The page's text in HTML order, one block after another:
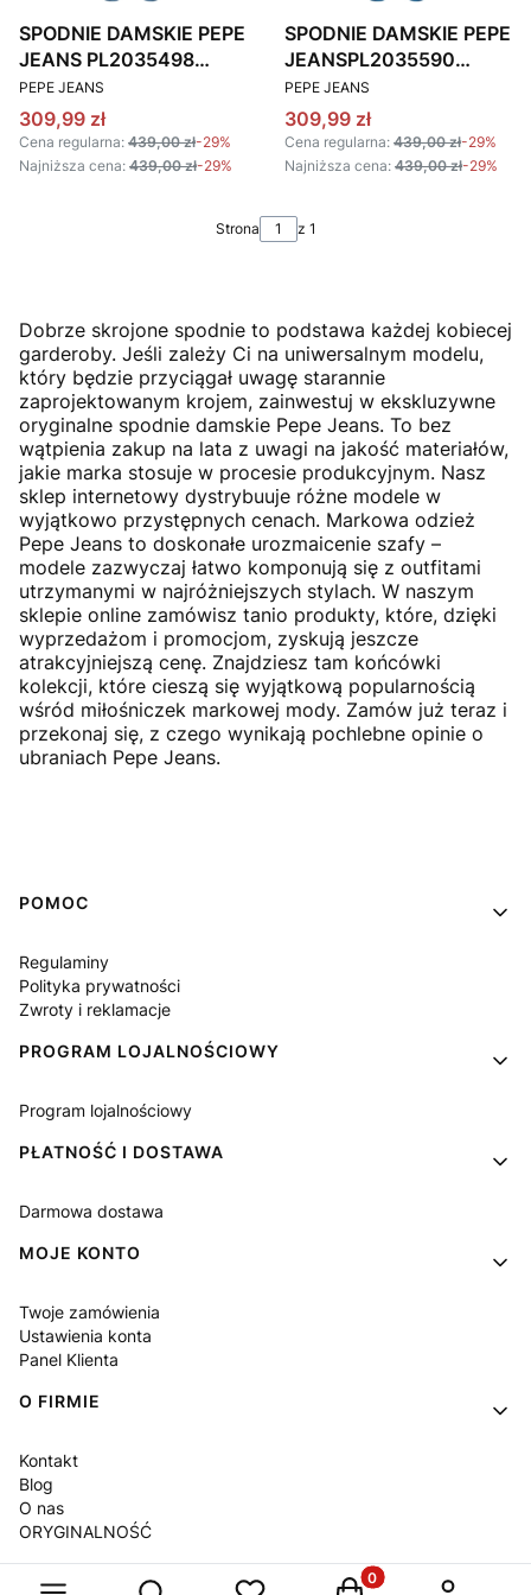
Otwórz wyszukiwarkę Produkty w koszyku:
SPODNIE DAMSKIE PEPE
JEANS PL2035498
NIEBIESKIE LOLA
PRODUCENT
PEPE JEANS
Cena promocyjna
309,99 zł
Cena regularna: 439,00 zł-29%
Najniższa cena: 439,00 zł-29%
SPODNIE DAMSKIE PEPE
JEANSPL2035590
NIEBIESKIE REGENT
PRODUCENT
PEPE JEANS
Cena promocyjna
309,99 zł
Cena regularna: 439,00 zł-29%
Najniższa cena: 439,00 zł-29%
Strona z 1
Dobrze skrojone spodnie to podstawa każdej kobiecej
garderoby. Jeśli zależy Ci na uniwersalnym modelu,
który będzie przyciągał uwagę starannie
zaprojektowanym krojem, zainwestuj w ekskluzywne
oryginalne spodnie damskie Pepe Jeans. To bez
wątpienia zakup na lata z uwagi na jakość materiałów,
jakie marka stosuje w procesie produkcyjnym. Nasz
sklep internetowy dystrybuuje różne modele w
wyjątkowo przystępnych cenach. Markowa odzież
Pepe Jeans to doskonałe urozmaicenie szafy –
modele zazwyczaj łatwo komponują się z outfitami
utrzymanymi w najróżniejszych stylach. W naszym
sklepie online zamówisz tanio produkty, które, dzięki
wyprzedażom i promocjom, zyskują jeszcze
atrakcyjniejszą cenę. Znajdziesz tam końcówki
kolekcji, które cieszą się wyjątkową popularnością
wśród miłośniczek markowej mody. Zamów już teraz i
przekonaj się, z czego wynikają pochlebne opinie o
ubraniach Pepe Jeans.
Linki w stopce
POMOC
Regulaminy
Polityka prywatności
Zwroty i reklamacje
PROGRAM LOJALNOŚCIOWY
Program lojalnościowy
PŁATNOŚĆ I DOSTAWA
Darmowa dostawa
MOJE KONTO
Twoje zamówienia
Ustawienia konta
Panel Klienta
O FIRMIE
Kontakt
Blog
O nas
ORYGINALNOŚĆ